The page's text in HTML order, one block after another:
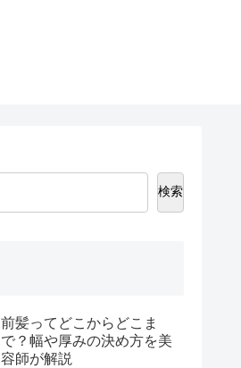
検索
前髪ってどこからどこま
で？幅や厚みの決め方を美
容師が解説